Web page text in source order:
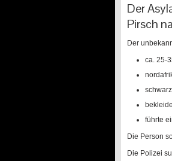
Der
Pirsch
Der
ca. 25-
führte
Die Person
Die Polizei